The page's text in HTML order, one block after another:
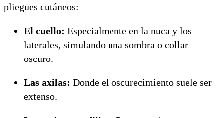
pliegues cutáneos:
El cuello: Especialmente en la nuca y los
laterales, simulando una sombra o collar
oscuro.
Las axilas: Donde el oscurecimiento suele ser
extenso.